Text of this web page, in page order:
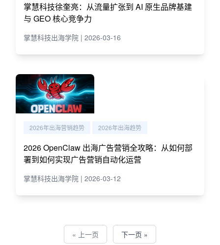
掌慧科技徐奎亮：从流量扩张到 AI 原生品牌基建
与 GEO 核心竞争力
掌慧科技出海学院 | 2026-03-16
2026年出海营销趋势 2026年出海趋势
2026 OpenClaw 出海广告营销全攻略：从如何部
署到如何实现广告营销自动化运营
掌慧科技出海学院 | 2026-03-12
« 上一页 下一页 »